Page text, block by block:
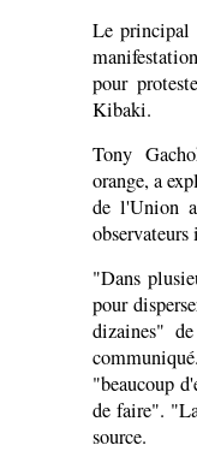
Le principal
pour
Kibaki.
Tony
orange, a
de l'Union
"Dans
pour
dizaines"
"beaucoup
de faire".
source.